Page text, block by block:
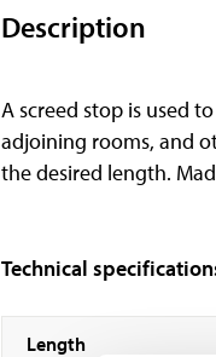
Description
A screed stop is used
adjoining rooms, and
the desired length.
Technical
Length